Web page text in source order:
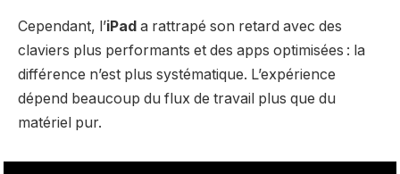
Cependant, l’iPad a rattrapé son retard avec des
claviers plus performants et des apps optimisées : la
différence n’est plus systématique. L’expérience
dépend beaucoup du flux de travail plus que du
matériel pur.